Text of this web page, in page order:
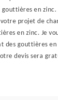
gouttières en zinc.
projet de
en zinc. Je
des gouttières en
devis sera